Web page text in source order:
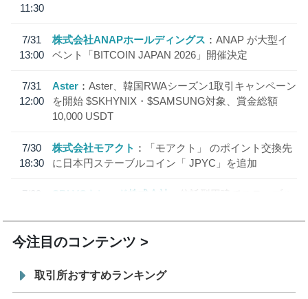
11:30
7/31
13:00
株式会社ANAPホールディングス
ANAP が大型イ
ベント「BITCOIN JAPAN 2026」開催決定
7/31
12:00
Aster
Aster、韓国RWAシーズン1取引キャンペーン
を開始 $SKHYNIX・$SAMSUNG対象、賞金総額
10,000 USDT
7/30
18:30
株式会社モアクト
「モアクト」 のポイント交換先
に日本円ステーブルコイン「 JPYC」を追加
7/29
SBI VCトレード株式会社
信託型円建てステーブル
今注目のコンテンツ
取引所おすすめランキング